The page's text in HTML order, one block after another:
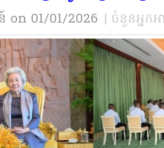
on 01/01/2026 | ចំនួនអ្នក